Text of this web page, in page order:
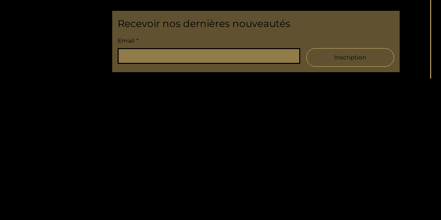
Recevoir nos dernières nouveautés
Email *
Inscription